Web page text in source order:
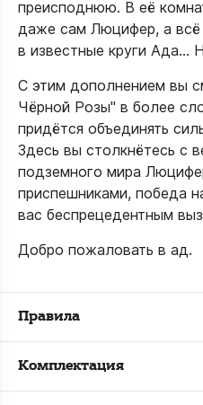
преисподнюю. В её
даже сам Люцифер, а всё
в известные круги Ада…
С этим дополнением вы
Чёрной Розы" в более
придётся объединять
Здесь вы столкнётесь с
подземного мира
приспешниками, победа
вас беспрецедентным
Добро пожаловать в ад.
Правила
Комплектация